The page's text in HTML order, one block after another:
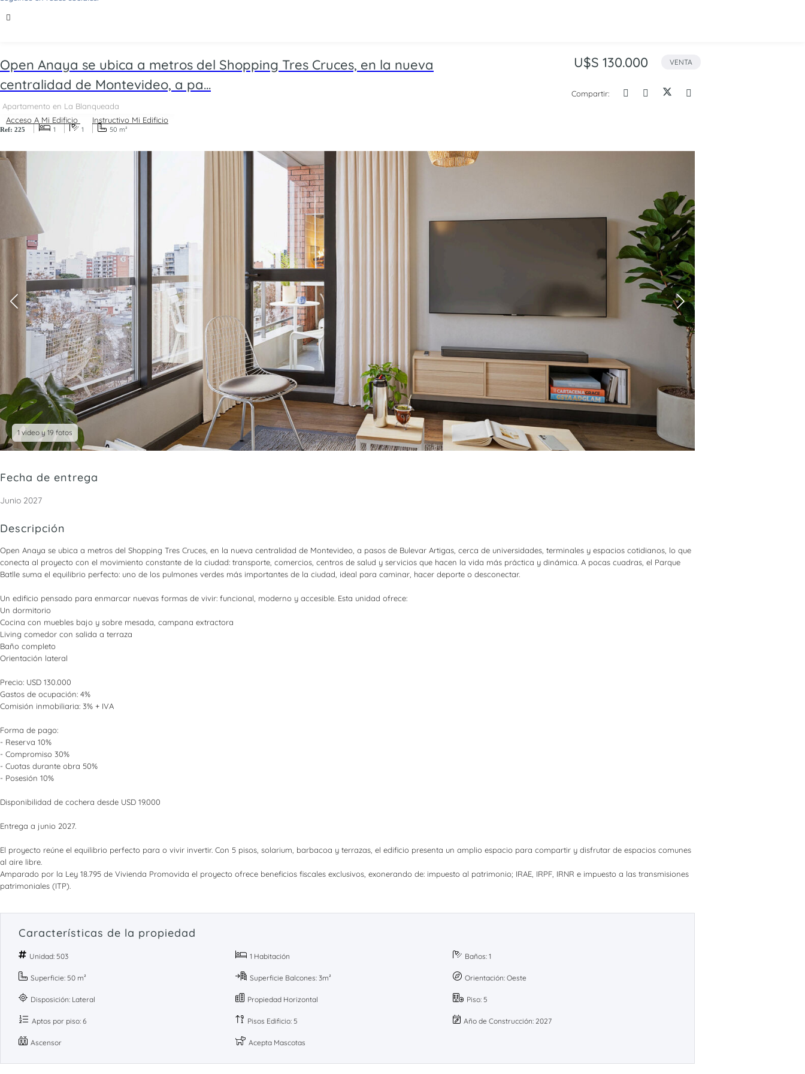
Acceso A Mi Edificio Instructivo Mi Edificio
Open Anaya se ubica a metros del Shopping Tres Cruces, en la nueva
centralidad de Montevideo, a pa...
Apartamento en La Blanqueada
Ref: 225 1 1 50 m²
U$S 130.000 VENTA
Compartir:
1 video y 19 fotos
Fecha de entrega
Junio 2027
Descripción
Open Anaya se ubica a metros del Shopping Tres Cruces, en la nueva centralidad de Montevideo, a pasos de Bulevar Artigas, cerca de universidades, terminales y espacios cotidianos, lo que
conecta al proyecto con el movimiento constante de la ciudad: transporte, comercios, centros de salud y servicios que hacen la vida más práctica y dinámica. A pocas cuadras, el Parque
Batlle suma el equilibrio perfecto: uno de los pulmones verdes más importantes de la ciudad, ideal para caminar, hacer deporte o desconectar.
Un edificio pensado para enmarcar nuevas formas de vivir: funcional, moderno y accesible. Esta unidad ofrece:
Un dormitorio
Cocina con muebles bajo y sobre mesada, campana extractora
Living comedor con salida a terraza
Baño completo
Orientación lateral
Precio: USD 130.000
Gastos de ocupación: 4%
Comisión inmobiliaria: 3% + IVA
Forma de pago:
- Reserva 10%
- Compromiso 30%
- Cuotas durante obra 50%
- Posesión 10%
Disponibilidad de cochera desde USD 19.000
Entrega a junio 2027.
El proyecto reúne el equilibrio perfecto para o vivir invertir. Con 5 pisos, solarium, barbacoa y terrazas, el edificio presenta un amplio espacio para compartir y disfrutar de espacios comunes
al aire libre.
Amparado por la Ley 18.795 de Vivienda Promovida el proyecto ofrece beneficios fiscales exclusivos, exonerando de: impuesto al patrimonio; IRAE, IRPF, IRNR e impuesto a las transmisiones
patrimoniales (ITP).
Características de la propiedad
Unidad: 503 1 Habitación Baños: 1
Superficie: 50 m² Superficie Balcones: 3m² Orientación: Oeste
Disposición: Lateral Propiedad Horizontal Piso: 5
Aptos por piso: 6 Pisos Edificio: 5 Año de Construcción: 2027
Ascensor Acepta Mascotas